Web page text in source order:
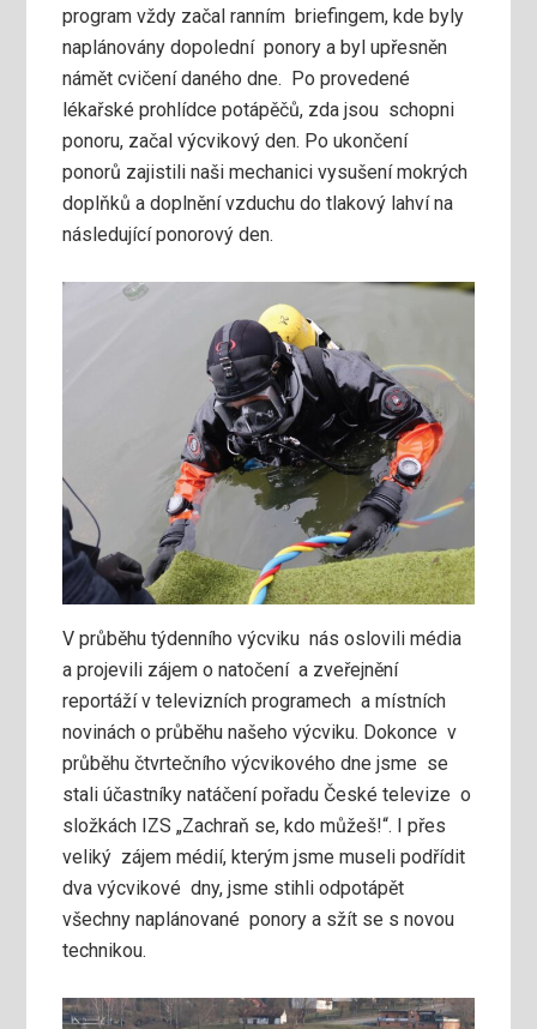
program vždy začal ranním briefingem, kde byly
naplánovány dopolední ponory a byl upřesněn
námět cvičení daného dne. Po provedené
lékařské prohlídce potápěčů, zda jsou schopni
ponoru, začal výcvikový den. Po ukončení
ponorů zajistili naši mechanici vysušení mokrých
doplňků a doplnění vzduchu do tlakový lahví na
následující ponorový den.
V průběhu týdenního výcviku nás oslovili média
a projevili zájem o natočení a zveřejnění
reportáží v televizních programech a místních
novinách o průběhu našeho výcviku. Dokonce v
průběhu čtvrtečního výcvikového dne jsme se
stali účastníky natáčení pořadu České televize o
složkách IZS „Zachraň se, kdo můžeš!“. I přes
veliký zájem médií, kterým jsme museli podřídit
dva výcvikové dny, jsme stihli odpotápět
všechny naplánované ponory a sžít se s novou
technikou.